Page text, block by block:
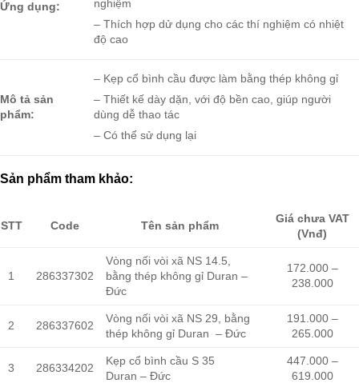
Ứng dụng:
nghiệm
– Thích hợp dử dụng cho các thí nghiệm có nhiệt
độ cao
Mô tả sản
phẩm:
– Kẹp cổ bình cầu được làm bằng thép không gỉ
– Thiết kế dày dặn, với độ bền cao, giúp người
dùng dễ thao tác
– Có thể sử dụng lại
Sản phẩm tham khảo:
STT Code Tên sản phẩm
Giá chưa VAT
(Vnđ)
1 286337302
Vòng nối vòi xã NS 14.5,
bằng thép không gỉ Duran –
Đức
172.000 –
238.000
2 286337602
Vòng nối vòi xã NS 29, bằng
thép không gỉ Duran – Đức
191.000 –
265.000
3 286334202
Kẹp cổ bình cầu S 35
Duran – Đức
447.000 –
619.000